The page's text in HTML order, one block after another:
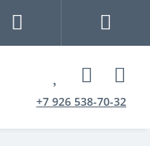
+7 926 538-70-32